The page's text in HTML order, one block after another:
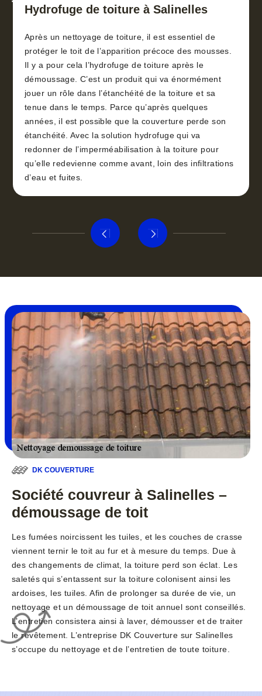
toiture 30
Hydrofuge de toiture à Salinelles
Après un nettoyage de toiture, il est essentiel de
protéger le toit de l’apparition précoce des mousses.
Il y a pour cela l’hydrofuge de toiture après le
démoussage. C’est un produit qui va énormément
jouer un rôle dans l’étanchéité de la toiture et sa
tenue dans le temps. Parce qu’après quelques
années, il est possible que la couverture perde son
étanchéité. Avec la solution hydrofuge qui va
redonner de l’imperméabilisation à la toiture pour
qu’elle redevienne comme avant, loin des infiltrations
d’eau et fuites.
DK COUVERTURE
Société couvreur à Salinelles –
démoussage de toit
Les fumées noircissent les tuiles, et les couches de crasse
viennent ternir le toit au fur et à mesure du temps. Due à
des changements de climat, la toiture perd son éclat. Les
saletés qui s’entassent sur la toiture colonisent ainsi les
ardoises, les tuiles. Afin de prolonger sa durée de vie, un
nettoyage et un démoussage de toit annuel sont conseillés.
L’entretien consistera ainsi à laver, démousser et de traiter
le revêtement. L’entreprise DK Couverture sur Salinelles
s’occupe du nettoyage et de l’entretien de toute toiture.